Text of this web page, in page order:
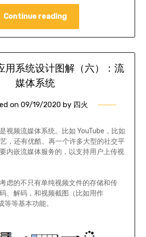
Continue reading
用系统设计图解（六）：流
媒体系统
on 09/19/2020by 四火
视频流媒体系统。比如 YouTube，比如
，还有优酷。再一个许多大型的社交平
内嵌流媒体服务的，以支持用户上传视
虑的不只有单纯视频文件的存储和传
、解码，和视频截图（比如用作
等基本功能。